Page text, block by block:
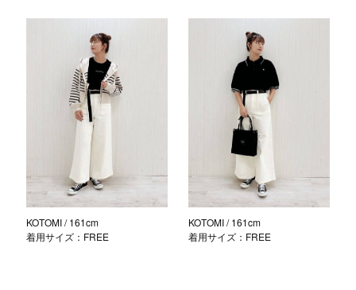
KOTOMI/ 161cm
着用サイズ：FREE
KOTOMI/ 161cm
着用サイズ：FREE